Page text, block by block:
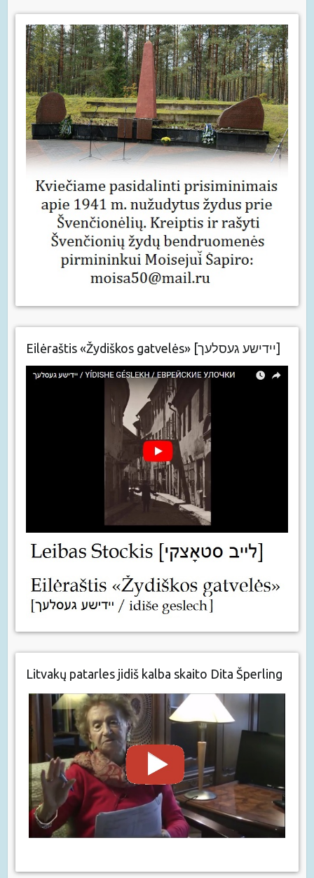
Eilėraštis «Žydiškos gatvelės» [יידישע געסלעך]
Litvakų patarles jidiš kalba skaito Dita Šperling